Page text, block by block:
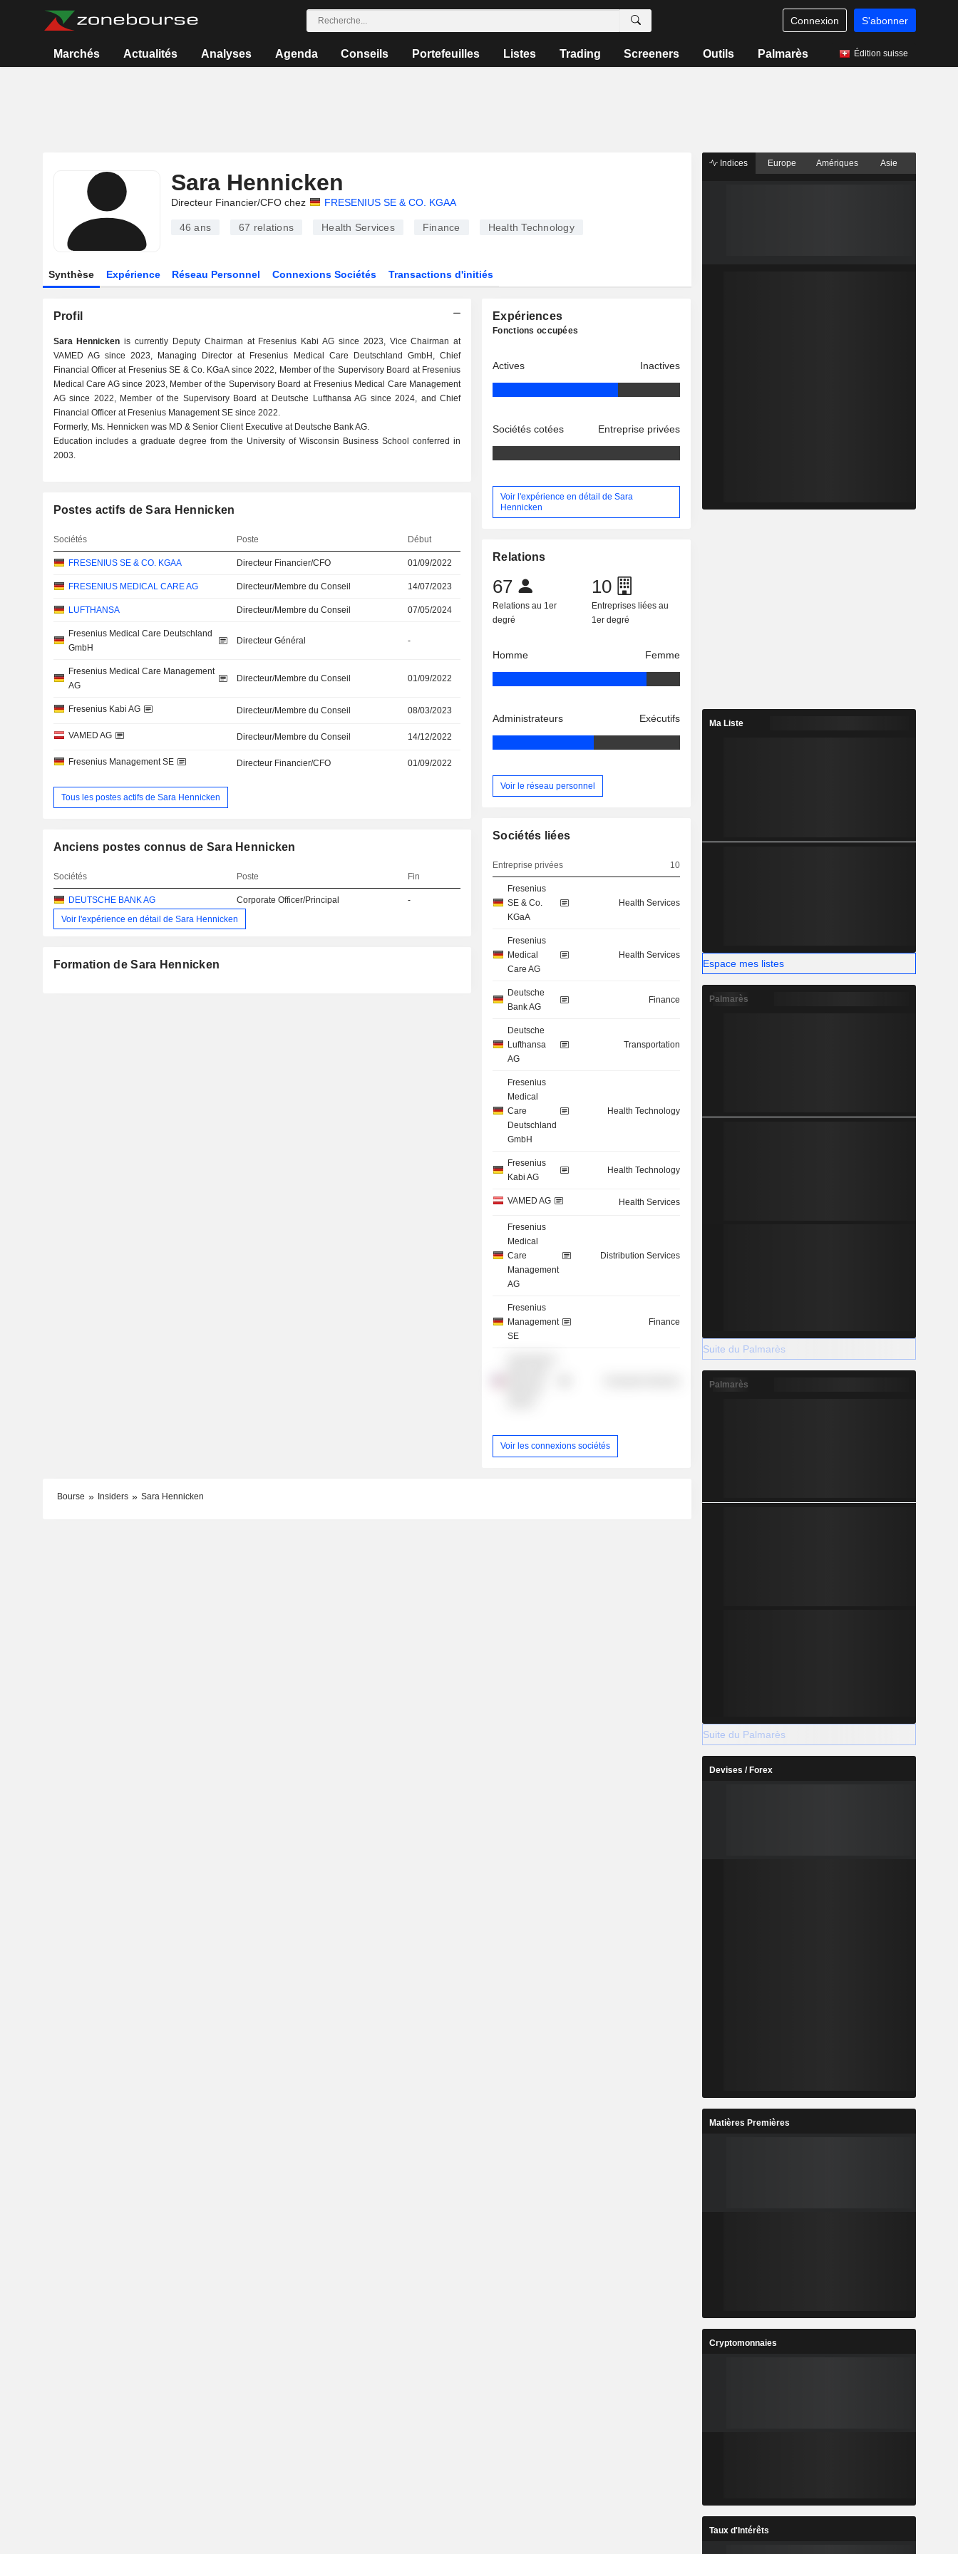
Connexion S'abonner
Marchés Actualités Analyses Agenda Conseils Portefeuilles Listes Trading Screeners Outils Palmarès Édition suisse
Sara Hennicken
Directeur Financier/CFO chez FRESENIUS SE & CO. KGAA
46 ans 67 relations Health Services Finance Health Technology
Synthèse Expérience Réseau Personnel Connexions Sociétés Transactions d'initiés
Profil
Sara Hennicken is currently Deputy Chairman at Fresenius Kabi AG since 2023, Vice Chairman at
VAMED AG since 2023, Managing Director at Fresenius Medical Care Deutschland GmbH, Chief
Financial Officer at Fresenius SE & Co. KGaA since 2022, Member of the Supervisory Board at Fresenius
Medical Care AG since 2023, Member of the Supervisory Board at Fresenius Medical Care Management
AG since 2022, Member of the Supervisory Board at Deutsche Lufthansa AG since 2024, and Chief
Financial Officer at Fresenius Management SE since 2022.
Formerly, Ms. Hennicken was MD & Senior Client Executive at Deutsche Bank AG.
Education includes a graduate degree from the University of Wisconsin Business School conferred in
2003.
Postes actifs de Sara Hennicken
Sociétés Poste Début
FRESENIUS SE & CO. KGAA Directeur Financier/CFO 01/09/2022
FRESENIUS MEDICAL CARE AG Directeur/Membre du Conseil 14/07/2023
LUFTHANSA Directeur/Membre du Conseil 07/05/2024
Fresenius Medical Care Deutschland
GmbH
Directeur Général -
Fresenius Medical Care Management
AG
Directeur/Membre du Conseil 01/09/2022
Fresenius Kabi AG Directeur/Membre du Conseil 08/03/2023
VAMED AG Directeur/Membre du Conseil 14/12/2022
Fresenius Management SE Directeur Financier/CFO 01/09/2022
Tous les postes actifs de Sara Hennicken
Anciens postes connus de Sara Hennicken
Sociétés Poste Fin
DEUTSCHE BANK AG Corporate Officer/Principal
-
Voir l'expérience en détail de Sara Hennicken
Formation de Sara Hennicken
Expériences
Fonctions occupées
Actives Inactives
Sociétés cotées Entreprise privées
Voir l'expérience en détail de Sara
Hennicken
Relations
67
Relations au 1er
degré
10
Entreprises liées au
1er degré
Homme Femme
Administrateurs Exécutifs
Voir le réseau personnel
Sociétés liées
Entreprise privées 10
Fresenius
SE & Co.
KGaA
Health Services
Fresenius
Medical
Care AG
Health Services
Deutsche
Bank AG
Finance
Deutsche
Lufthansa
AG
Transportation
Fresenius
Medical
Care
Deutschland
GmbH
Health Technology
Fresenius
Kabi AG
Health Technology
VAMED AG Health Services
Fresenius
Medical
Care
Management
AG
Distribution Services
Fresenius
Management
SE
Finance
Voir les connexions sociétés
Bourse Insiders Sara Hennicken
Indices Europe Amériques Asie
Ma Liste
Espace mes listes
Palmarès
Suite du Palmarès
Palmarès
Suite du Palmarès
Devises / Forex
Matières Premières
Cryptomonnaies
Taux d'Intérêts